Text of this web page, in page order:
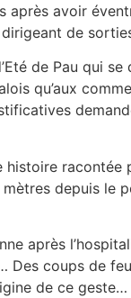
avoir
de
de Pau qui
qu’aux
depuis le
après
coups de
de ce